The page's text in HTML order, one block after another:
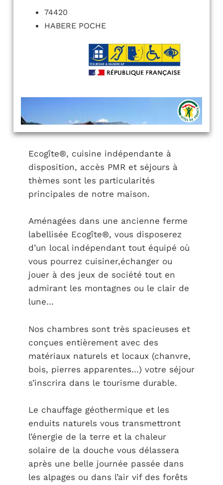
74420
HABERE POCHE
Ecogîte®, cuisine indépendante à
disposition, accès PMR et séjours à
thèmes sont les particularités
principales de notre maison.
Aménagées dans une ancienne ferme
labellisée Ecogîte®, vous disposerez
d’un local indépendant tout équipé où
vous pourrez cuisiner,échanger ou
jouer à des jeux de société tout en
admirant les montagnes ou le clair de
lune…
Nos chambres sont très spacieuses et
conçues entièrement avec des
matériaux naturels et locaux (chanvre,
bois, pierres apparentes…) votre séjour
s’inscrira dans le tourisme durable.
Le chauffage géothermique et les
enduits naturels vous transmettront
l’énergie de la terre et la chaleur
solaire de la douche vous délassera
après une belle journée passée dans
les alpages ou dans l’air vif des forêts